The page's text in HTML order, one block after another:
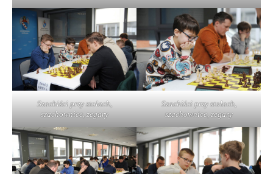
Szachiści przy stołach,
szachownice, zegary
Szachiści przy stołach,
szachownice, zegary